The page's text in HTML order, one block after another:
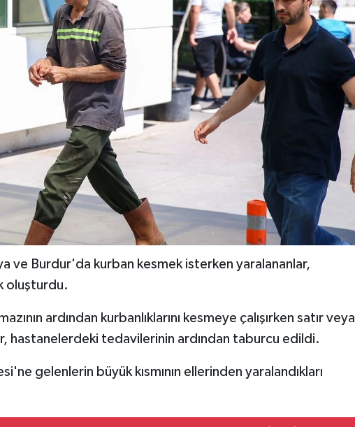
ve Burdur'da kurban kesmek isterken yaralananlar,
oluşturdu.
ardından kurbanlıklarını kesmeye çalışırken satır veya
hastanelerdeki tedavilerinin ardından taburcu edildi.
gelenlerin büyük kısmının ellerinden yaralandıkları